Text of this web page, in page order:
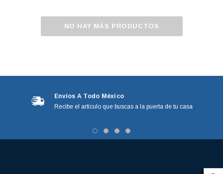
NO HAY MÁS PRODUCTOS
Envíos A Todo México
Recibe el artículo que buscas a la puerta de tu casa